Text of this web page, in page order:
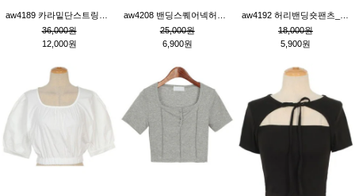
36,000원
12,000원
25,000원
6,900원
18,000원
5,900원